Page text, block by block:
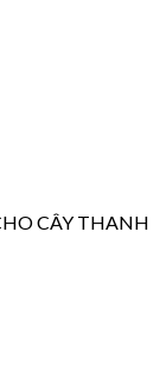
CÂY THANH